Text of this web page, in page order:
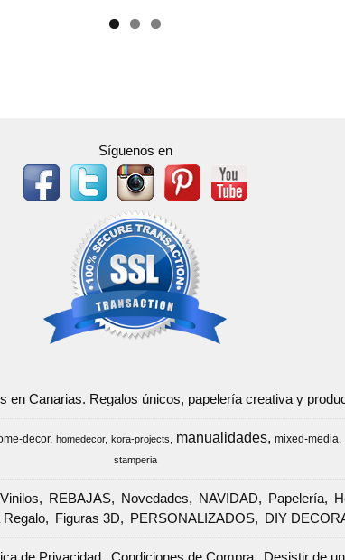
Síguenos en
en Canarias. Regalos únicos, papelería creativa y
decor homedecor kora-projects manualidades mixed-media
stamperia
REBAJAS Novedades NAVIDAD Papelería
Regalo Figuras 3D PERSONALIZADOS DIY